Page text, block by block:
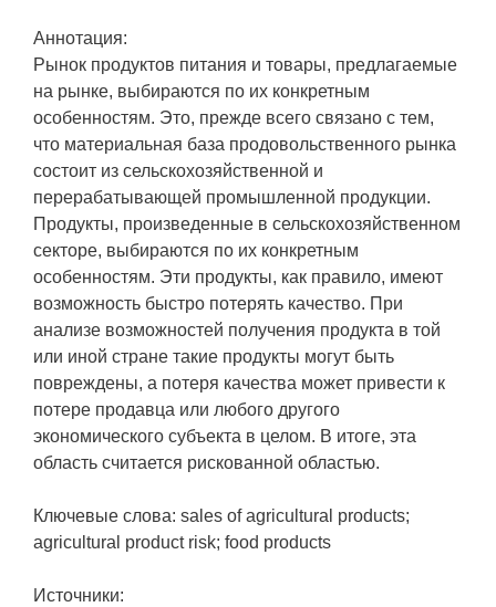
Аннотация:
Рынок продуктов питания и товары, предлагаемые
на рынке, выбираются по их конкретным
особенностям. Это, прежде всего связано с тем,
что материальная база продовольственного рынка
состоит из сельскохозяйственной и
перерабатывающей промышленной продукции.
Продукты, произведенные в сельскохозяйственном
секторе, выбираются по их конкретным
особенностям. Эти продукты, как правило, имеют
возможность быстро потерять качество. При
анализе возможностей получения продукта в той
или иной стране такие продукты могут быть
повреждены, а потеря качества может привести к
потере продавца или любого другого
экономического субъекта в целом. В итоге, эта
область считается рискованной областью.
Ключевые слова: sales of agricultural products;
agricultural product risk; food products
Источники: